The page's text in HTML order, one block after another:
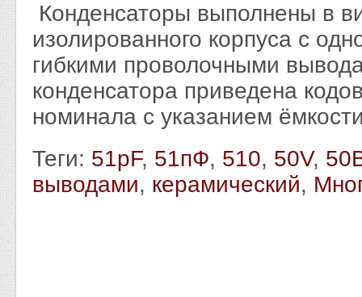
Конденсаторы выполнены в
изолированного корпуса с
гибкими проволочными
конденсатора приведена
номинала с указанием
Теги: 51pF, 51пФ, 510, 50V,
выводами, керамический,